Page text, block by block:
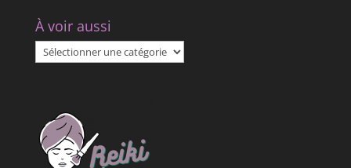
articles
À voir aussi
voir